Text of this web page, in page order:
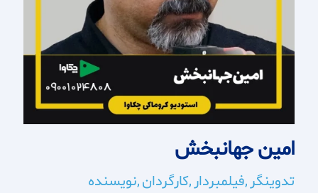
امین جهانبخش
تدوینگر فیلمبردار کارگردان نویسنده